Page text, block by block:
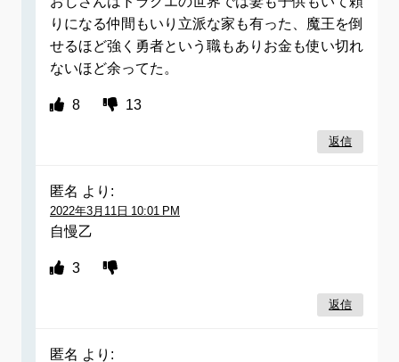
りになる仲間もいり立派な家も有った、魔王を倒
せるほど強く勇者という職もありお金も使い切れ
ないほど余ってた。
8 13
返信
匿名 より:
2022年3月11日 10:01 PM
自慢乙
3
返信
匿名 より: